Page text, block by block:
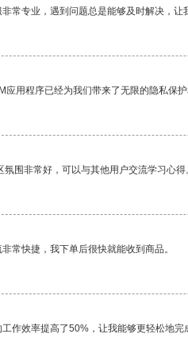
常专业，遇到问题总是能够及时解决，让
应用程序已经为我们带来了无限的隐私保护
氛围非常好，可以与其他用户交流学习心得
常快捷，我下单后很快就能收到商品。
作效率提高了50%，让我能够更轻松地